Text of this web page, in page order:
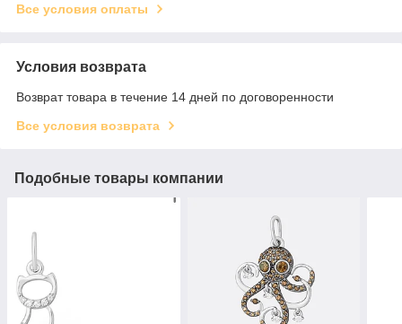
Все условия оплаты
Условия возврата
Возврат товара в течение 14 дней по договоренности
Все условия возврата
Подобные товары компании